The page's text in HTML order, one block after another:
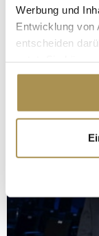
Werbung und
Entwicklung von
entscheiden
Cookie-
Trigger Symbol
erfassen,
bestimmten
Erfahren Sie